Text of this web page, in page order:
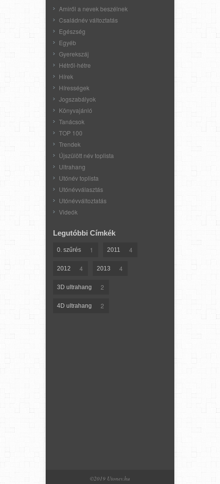
Amiről a nevek beszélnek
Családnév változtatás
Egészség
Egyéb
Gyerekszáj
Hétről-hétre
Hírek
Hírességek
Jogszabályok
Könyvajánló
Tanácsok
TOP 100
Trendek
Újszülött név toplista
Ultrahang
Utónév toplista
Utónévválasztás
Utónévváltoztatás
Videók
Legutóbbi Címkék
0. szűrés 1 2011 4
2012 4 2013 4
3D ultrahang 2
4D ultrahang 2
©2019 Utonev.hu